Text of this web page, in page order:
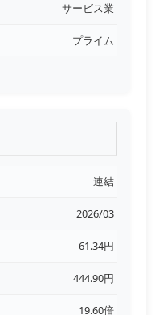
サービス業
プライム
連結
2026/03
61.34円
444.90円
19.60倍